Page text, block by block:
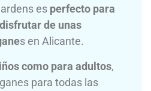
es perfecto para
de unas
s en Alicante.
como para adultos,
para todas las